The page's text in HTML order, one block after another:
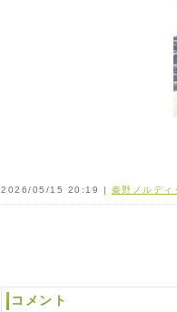
2026/05/15 20:19 | 秦野ノルディ
コメント